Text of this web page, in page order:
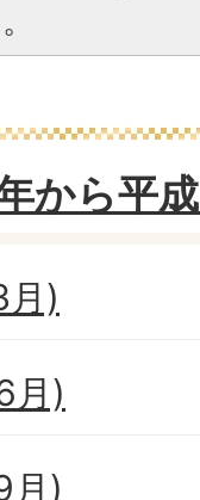
から平
)
月)
月)